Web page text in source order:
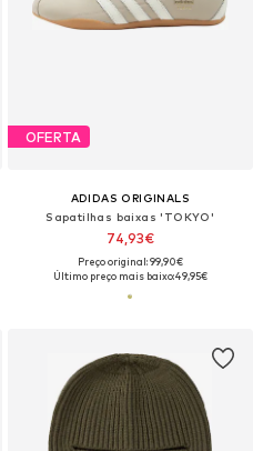
OFERTA
ADIDAS ORIGINALS
Sapatilhas baixas 'TOKYO'
74,93€
Preço original: 99,90€
Último preço mais baixo:49,95€